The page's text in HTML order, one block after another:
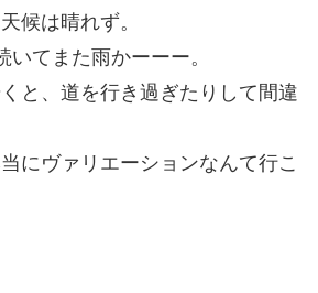
候は晴れず。
いてまた雨かーーー。
と、道を行き過ぎたりして間違
にヴァリエーションなんて行こ